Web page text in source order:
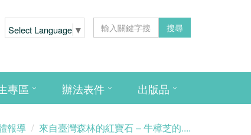
Select Language ▼ 搜尋
專區 辦法表件 出版品
報導 來自臺灣森林的紅寶石 – 牛樟芝的....